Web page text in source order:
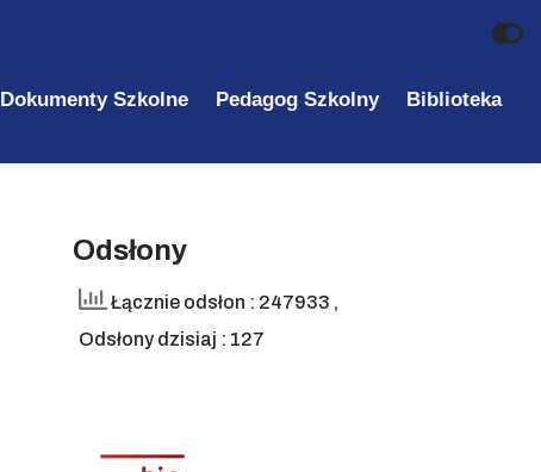
Dokumenty Szkolne Pedagog Szkolny
Biblioteka
Odsłony
Łącznie odsłon : 247933 ,
Odsłony dzisiaj : 127